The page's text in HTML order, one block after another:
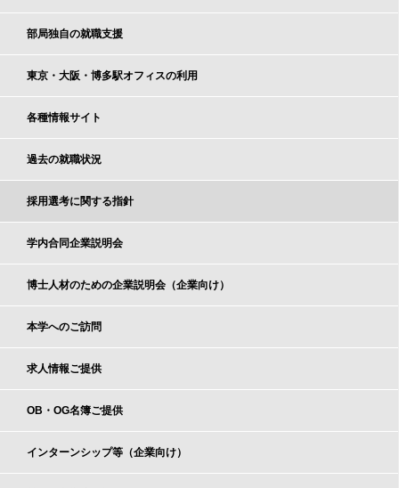
部局独自の就職支援
東京・大阪・博多駅オフィスの利用
各種情報サイト
過去の就職状況
採用選考に関する指針
学内合同企業説明会
博士人材のための企業説明会（企業向け）
本学へのご訪問
求人情報ご提供
OB・OG名簿ご提供
インターンシップ等（企業向け）